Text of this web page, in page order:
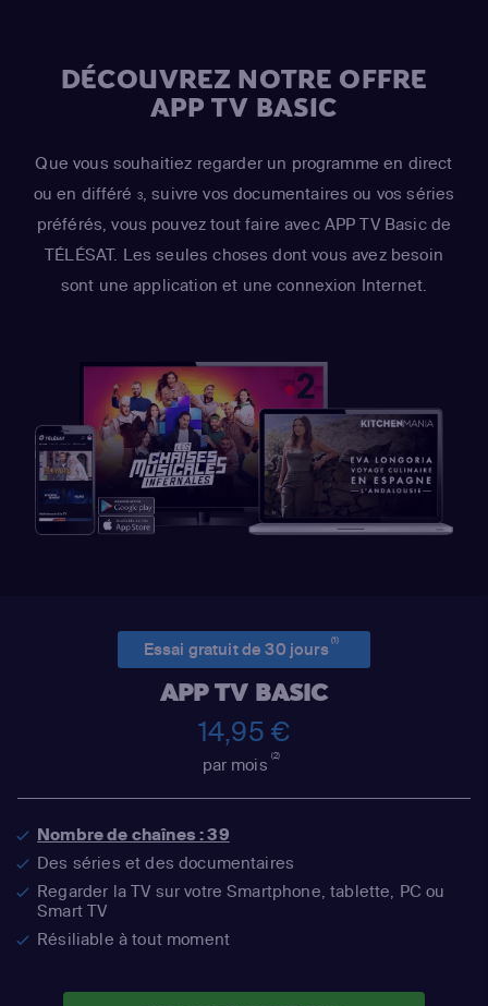
DÉCOUVREZ NOTRE OFFRE
APP TV BASIC
Que vous souhaitiez regarder un programme en direct
ou en différé 3, suivre vos documentaires ou vos séries
préférés, vous pouvez tout faire avec APP TV Basic de
TÉLÉSAT. Les seules choses dont vous avez besoin
sont une application et une connexion Internet.
Essai gratuit de 30 jours(1)
APP TV BASIC
14,95 €
par mois(2)
Nombre de chaînes : 39
Des séries et des documentaires
Regarder la TV sur votre Smartphone, tablette, PC ou
Smart TV
Résiliable à tout moment